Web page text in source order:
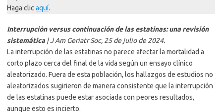
Haga clic aquí.
Interrupción versus continuación de las estatinas: una revisión
sistemática | J Am Geriatr Soc, 25 de julio de 2024.
La interrupción de las estatinas no parece afectar la mortalidad a
corto plazo cerca del final de la vida según un ensayo clínico
aleatorizado. Fuera de esta población, los hallazgos de estudios no
aleatorizados sugirieron de manera consistente que la interrupción
de las estatinas puede estar asociada con peores resultados,
aunque esto es incierto.